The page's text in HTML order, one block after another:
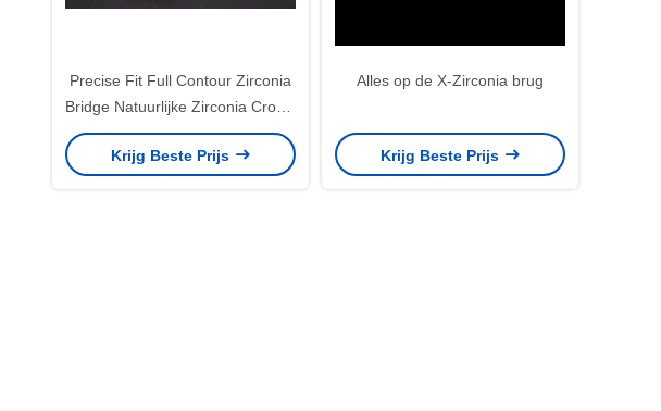
Precise Fit Full Contour Zirconia
Bridge Natuurlijke Zirconia Crown
Bridge Hoge sterkte
Krijg Beste Prijs
Alles op de X-Zirconia brug
Krijg Beste Prijs